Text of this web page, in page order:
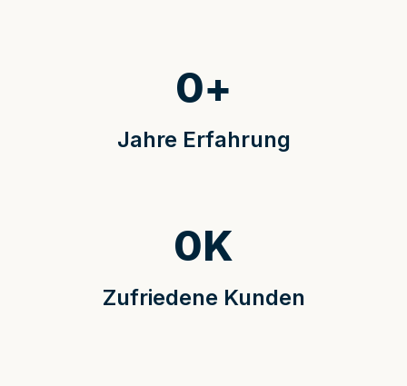
Jahre Erfahrung
0+
Zufriedene Kunden
0K